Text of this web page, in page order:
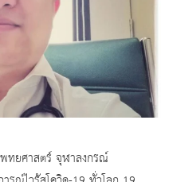
ทยศาสตร์ จุฬาลงกรณ์